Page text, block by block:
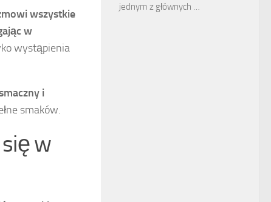
wszystkie
w
wystąpienia
i
smaków.
w
jednym z głównych …